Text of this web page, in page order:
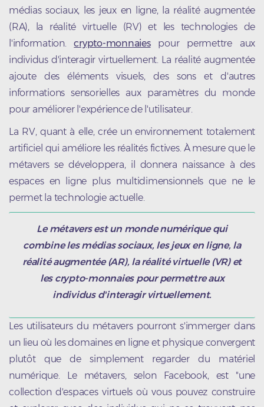
médias sociaux, les jeux en ligne, la réalité augmentée
(RA), la réalité virtuelle (RV) et les technologies de
l'information.crypto-monnaiespour permettre aux
individus d'interagir virtuellement. La réalité augmentée
ajoute des éléments visuels, des sons et d'autres
informations sensorielles aux paramètres du monde
pour améliorer l'expérience de l'utilisateur.
La RV, quant à elle, crée un environnement totalement
artificiel qui améliore les réalités fictives. À mesure que le
métavers se développera, il donnera naissance à des
espaces en ligne plus multidimensionnels que ne le
permet la technologie actuelle.
Le métavers est un monde numérique qui
combine les médias sociaux, les jeux en ligne, la
réalité augmentée (AR), la réalité virtuelle (VR) et
les crypto-monnaies pour permettre aux
individus d'interagir virtuellement.
Les utilisateurs du métavers pourront s'immerger dans
un lieu où les domaines en ligne et physique convergent
plutôt que de simplement regarder du matériel
numérique. Le métavers, selon Facebook, est "une
collection d'espaces virtuels où vous pouvez construire